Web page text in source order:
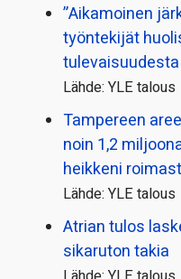
”Aikamoinen
työntekijät
tulevaisuudesta
Lähde: YLE talous
Tampereen
noin 1,2
heikkeni
Lähde: YLE talous
Atrian tulos
sikaruton takia